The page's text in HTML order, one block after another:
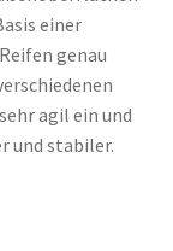
einer
genau
agil ein und
und stabiler.